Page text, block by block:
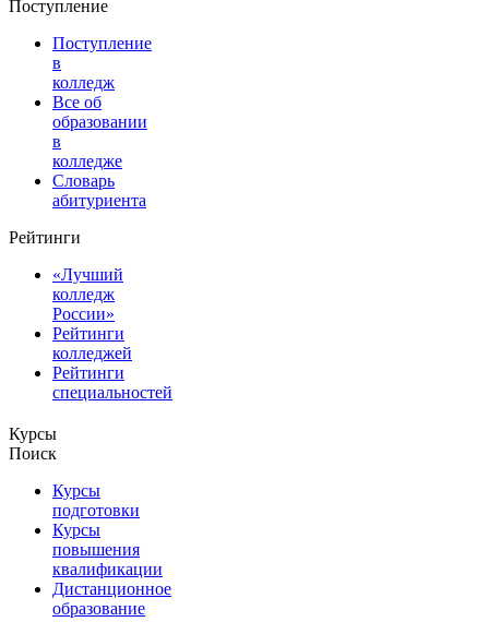
Поступление
Поступление
в
колледж
Все об
образовании
в
колледже
Словарь
абитуриента
Рейтинги
«Лучший
колледж
России»
Рейтинги
колледжей
Рейтинги
специальностей
Курсы
Поиск
Курсы
подготовки
Курсы
повышения
квалификации
Дистанционное
образование